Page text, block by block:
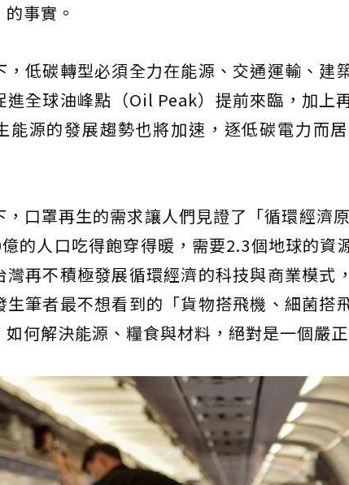
事實。
，低碳轉型必須全力在能源、交通運輸、建
進全球油峰點（Oil Peak）提前來臨，加上
能源的發展趨勢也將加速，逐低碳電力而
，口罩再生的需求讓人們見證了「循環經濟
的人口吃得飽穿得暖，需要2.3個地球的資
灣再不積極發展循環經濟的科技與商業模式
生筆者最不想看到的「貨物搭飛機、細菌搭
何解決能源、糧食與材料，絕對是一個嚴正